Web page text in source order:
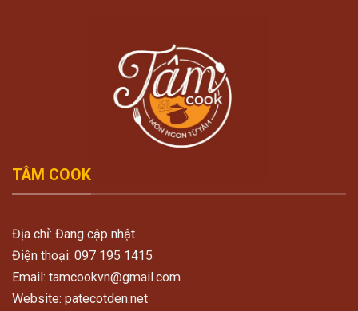
TÂM COOK
Địa chỉ: Đang cập nhật
Điện thoại: 097 195 1415
Email: tamcookvn@gmail.com
Website: patecotden.net